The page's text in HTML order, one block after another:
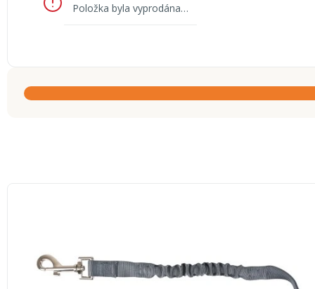
Položka byla vyprodána…